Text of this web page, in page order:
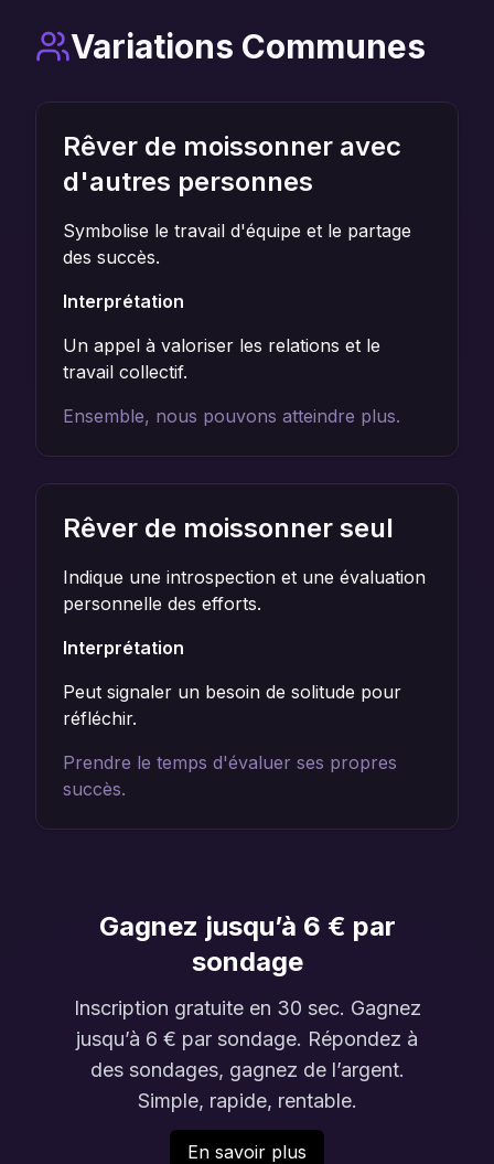
Variations Communes
Rêver de moissonner avec
d'autres personnes
Symbolise le travail d'équipe et le partage
des succès.
Interprétation
Un appel à valoriser les relations et le
travail collectif.
Ensemble, nous pouvons atteindre plus.
Rêver de moissonner seul
Indique une introspection et une évaluation
personnelle des efforts.
Interprétation
Peut signaler un besoin de solitude pour
réfléchir.
Prendre le temps d'évaluer ses propres
succès.
Gagnez jusqu’à 6 € par
sondage
Inscription gratuite en 30 sec. Gagnez
jusqu’à 6 € par sondage. Répondez à
des sondages, gagnez de l’argent.
Simple, rapide, rentable.
En savoir plus